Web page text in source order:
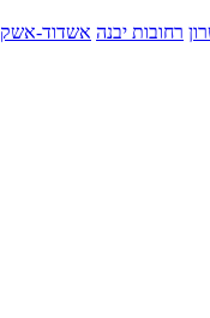
רחובות יבנה אשדוד-אשק